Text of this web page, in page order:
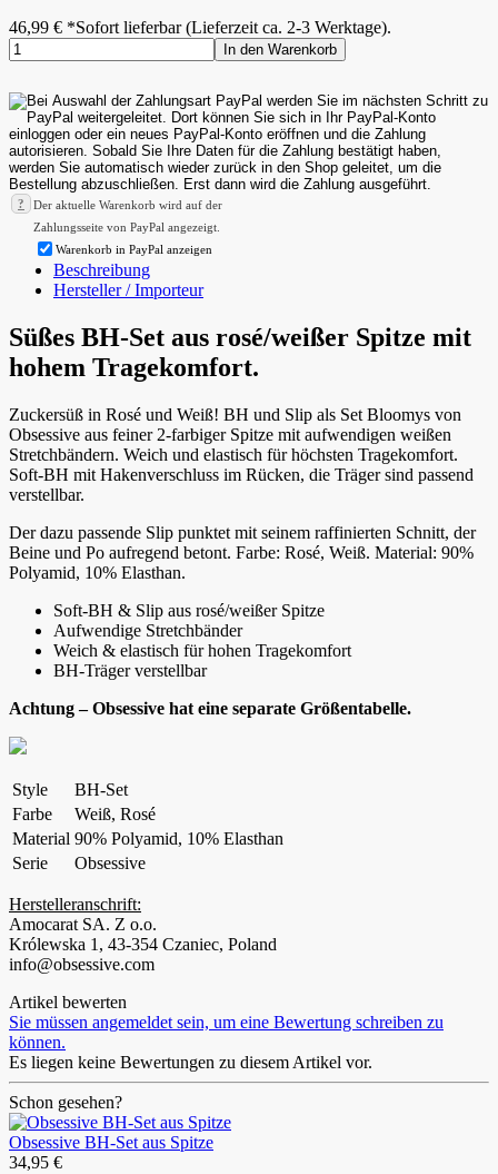
46,99 € *Sofort lieferbar (Lieferzeit ca. 2-3 Werktage).
In den Warenkorb
?
Der aktuelle Warenkorb wird auf der
Zahlungsseite von PayPal angezeigt.
Warenkorb in PayPal anzeigen
Beschreibung
Hersteller / Importeur
Süßes BH-Set aus rosé/weißer Spitze mit
hohem Tragekomfort.
Zuckersüß in Rosé und Weiß! BH und Slip als Set Bloomys von
Obsessive aus feiner 2-farbiger Spitze mit aufwendigen weißen
Stretchbändern. Weich und elastisch für höchsten Tragekomfort.
Soft-BH mit Hakenverschluss im Rücken, die Träger sind passend
verstellbar.
Der dazu passende Slip punktet mit seinem raffinierten Schnitt, der
Beine und Po aufregend betont. Farbe: Rosé, Weiß. Material: 90%
Polyamid, 10% Elasthan.
Soft-BH & Slip aus rosé/weißer Spitze
Aufwendige Stretchbänder
Weich & elastisch für hohen Tragekomfort
BH-Träger verstellbar
Achtung – Obsessive hat eine separate Größentabelle.
Style
BH-Set
Farbe
Weiß, Rosé
Material 90% Polyamid, 10% Elasthan
Serie
Obsessive
Herstelleranschrift:
Amocarat SA. Z o.o.
Królewska 1, 43-354 Czaniec, Poland
info@obsessive.com
Artikel bewerten
Sie müssen angemeldet sein, um eine Bewertung schreiben zu
können.
Es liegen keine Bewertungen zu diesem Artikel vor.
Schon gesehen?
Obsessive BH-Set aus Spitze
34,95 €